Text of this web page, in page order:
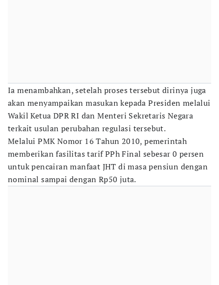
Ia menambahkan, setelah proses tersebut dirinya juga
akan menyampaikan masukan kepada Presiden melalui
Wakil Ketua DPR RI dan Menteri Sekretaris Negara
terkait usulan perubahan regulasi tersebut.
Melalui PMK Nomor 16 Tahun 2010, pemerintah
memberikan fasilitas tarif PPh Final sebesar 0 persen
untuk pencairan manfaat JHT di masa pensiun dengan
nominal sampai dengan Rp50 juta.